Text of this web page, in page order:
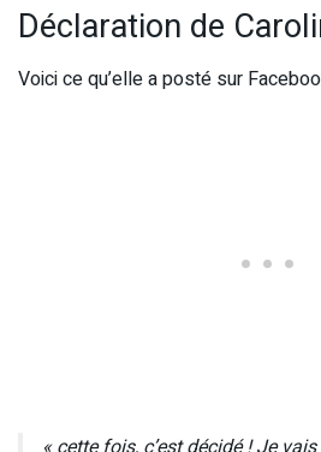
Déclaration de
Voici ce qu’elle a posté sur